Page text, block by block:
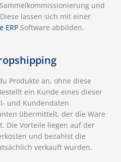
und
lassen sich mit einer
ERP Software abbilden.
Produkte an, ohne diese
ein Kunde eines dieser
und Kundendaten
übermittelt, der die Ware
Die Vorteile liegen auf der
und bezahlst die
verkauft wurden.